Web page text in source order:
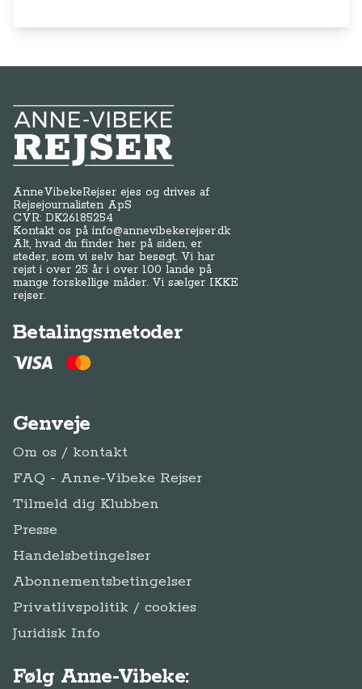
Anne-Vibeke Rejser
AnneVibekeRejser ejes og drives af
Rejsejournalisten ApS
CVR: DK26185254
Kontakt os påinfo@annevibekerejser.dk
Alt, hvad du finder her på siden, er
steder, som vi selv har besøgt. Vi har
rejst i over 25 år i over 100 lande på
mange forskellige måder. Vi sælger IKKE
rejser.
Betalingsmetoder
Genveje
Om os / kontakt
FAQ - Anne-Vibeke Rejser
Tilmeld dig Klubben
Presse
Handelsbetingelser
Abonnementsbetingelser
Privatlivspolitik / cookies
Juridisk Info
Følg Anne-Vibeke: